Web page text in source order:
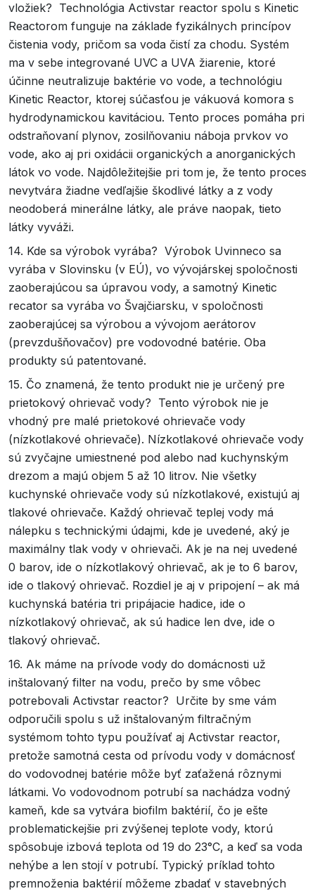
vložiek? Technológia Activstar reactor spolu s Kinetic
Reactorom funguje na základe fyzikálnych princípov
čistenia vody, pričom sa voda čistí za chodu. Systém
ma v sebe integrované UVC a UVA žiarenie, ktoré
účinne neutralizuje baktérie vo vode, a technológiu
Kinetic Reactor, ktorej súčasťou je vákuová komora s
hydrodynamickou kavitáciou. Tento proces pomáha pri
odstraňovaní plynov, zosilňovaniu náboja prvkov vo
vode, ako aj pri oxidácii organických a anorganických
látok vo vode. Najdôležitejšie pri tom je, že tento proces
nevytvára žiadne vedľajšie škodlivé látky a z vody
neodoberá minerálne látky, ale práve naopak, tieto
látky vyváži.
14. Kde sa výrobok vyrába? Výrobok Uvinneco sa
vyrába v Slovinsku (v EÚ), vo vývojárskej spoločnosti
zaoberajúcou sa úpravou vody, a samotný Kinetic
recator sa vyrába vo Švajčiarsku, v spoločnosti
zaoberajúcej sa výrobou a vývojom aerátorov
(prevzdušňovačov) pre vodovodné batérie. Oba
produkty sú patentované.
15. Čo znamená, že tento produkt nie je určený pre
prietokový ohrievač vody? Tento výrobok nie je
vhodný pre malé prietokové ohrievače vody
(nízkotlakové ohrievače). Nízkotlakové ohrievače vody
sú zvyčajne umiestnené pod alebo nad kuchynským
drezom a majú objem 5 až 10 litrov. Nie všetky
kuchynské ohrievače vody sú nízkotlakové, existujú aj
tlakové ohrievače. Každý ohrievač teplej vody má
nálepku s technickými údajmi, kde je uvedené, aký je
maximálny tlak vody v ohrievači. Ak je na nej uvedené
0 barov, ide o nízkotlakový ohrievač, ak je to 6 barov,
ide o tlakový ohrievač. Rozdiel je aj v pripojení – ak má
kuchynská batéria tri pripájacie hadice, ide o
nízkotlakový ohrievač, ak sú hadice len dve, ide o
tlakový ohrievač.
16. Ak máme na prívode vody do domácnosti už
inštalovaný filter na vodu, prečo by sme vôbec
potrebovali Activstar reactor? Určite by sme vám
odporučili spolu s už inštalovaným filtračným
systémom tohto typu používať aj Activstar reactor,
pretože samotná cesta od prívodu vody v domácnosť
do vodovodnej batérie môže byť zaťažená rôznymi
látkami. Vo vodovodnom potrubí sa nachádza vodný
kameň, kde sa vytvára biofilm baktérií, čo je ešte
problematickejšie pri zvýšenej teplote vody, ktorú
spôsobuje izbová teplota od 19 do 23°C, a keď sa voda
nehýbe a len stojí v potrubí. Typický príklad tohto
premnoženia baktérií môžeme zbadať v stavebných